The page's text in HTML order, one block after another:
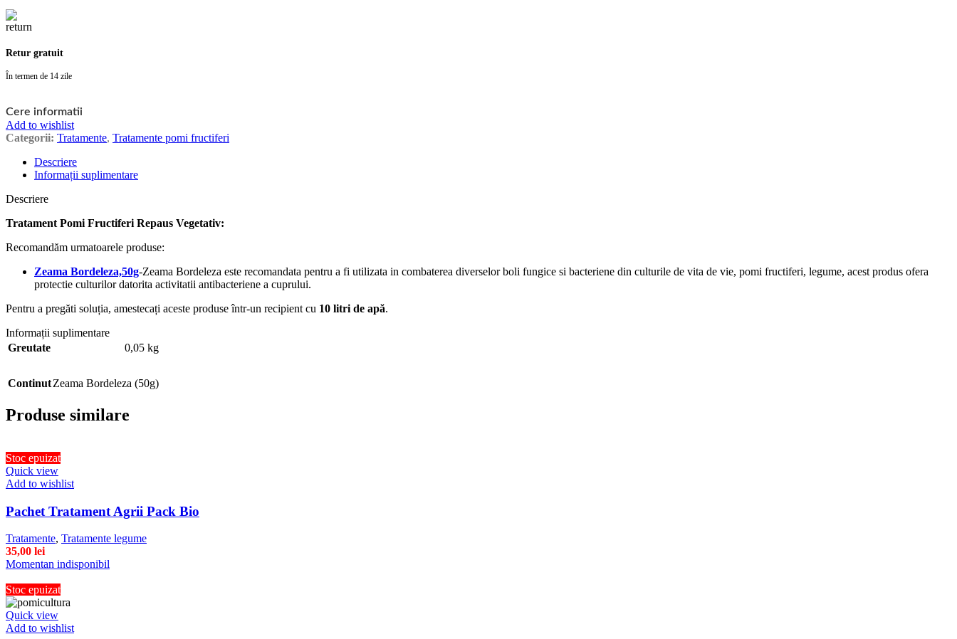
Retur gratuit
În termen de 14 zile
Cere informatii
Add to wishlist
Categorii: Tratamente, Tratamente pomi fructiferi
Descriere
Informații suplimentare
Descriere
Tratament Pomi Fructiferi Repaus Vegetativ:
Recomandăm urmatoarele produse:
Zeama Bordeleza,50g-Zeama Bordeleza este recomandata pentru a fi utilizata in combaterea diverselor boli fungice si bacteriene din culturile de vita de vie, pomi fructiferi, legume, acest produs ofera
protectie culturilor datorita activitatii antibacteriene a cuprului.
Pentru a pregăti soluția, amestecați aceste produse într-un recipient cu 10 litri de apă.
Informații suplimentare
Greutate
0,05 kg
ContinutZeama Bordeleza (50g)
Produse similare
Stoc epuizat
Quick view
Add to wishlist
Pachet Tratament Agrii Pack Bio
Tratamente, Tratamente legume
35,00 lei
Momentan indisponibil
Stoc epuizat
Quick view
Add to wishlist